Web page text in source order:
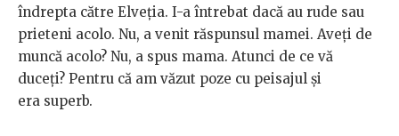
îndrepta către Elveția. I-a întrebat dacă au rude sau
prieteni acolo. Nu, a venit răspunsul mamei. Aveți de
muncă acolo? Nu, a spus mama. Atunci de ce vă
duceți? Pentru că am văzut poze cu peisajul și
era superb.